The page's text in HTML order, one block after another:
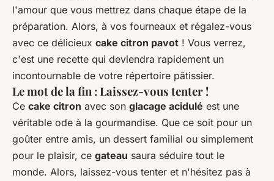
l'amour que vous mettrez dans chaque étape de la
préparation. Alors, à vos fourneaux et régalez-vous
avec ce délicieux cake citron pavot ! Vous verrez,
c'est une recette qui deviendra rapidement un
incontournable de votre répertoire pâtissier.
Le mot de la fin : Laissez-vous tenter !
Ce cake citron avec son glacage acidulé est une
véritable ode à la gourmandise. Que ce soit pour un
goûter entre amis, un dessert familial ou simplement
pour le plaisir, ce gateau saura séduire tout le
monde. Alors, laissez-vous tenter et n'hésitez pas à